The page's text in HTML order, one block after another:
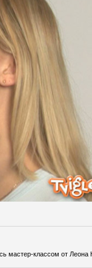
мастер-классом от Леона